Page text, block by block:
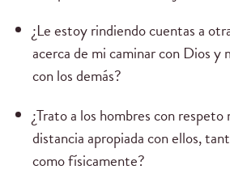
¿Le estoy rindiendo cuentas a
acerca de mi caminar con Dios y
con los demás?
¿Trato a los hombres con
distancia apropiada con ellos,
como físicamente?